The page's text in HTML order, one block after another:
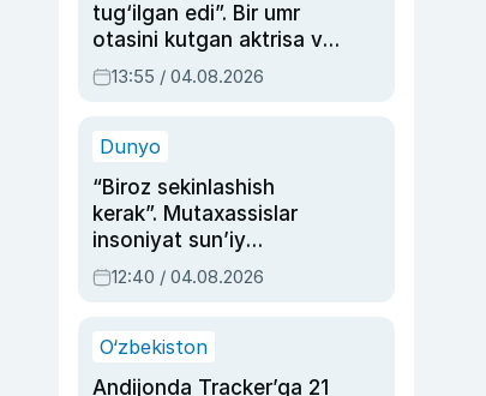
tug‘ilgan edi”. Bir umr
otasini kutgan aktrisa va
dublyaj ustasi Rimma
Ahmedovaning
13:55 / 04.08.2026
Dunyo
“Biroz sekinlashish
kerak”. Mutaxassislar
insoniyat sun’iy
intellektni boshqara
olmay qolishidan xavotir
12:40 / 04.08.2026
O‘zbekiston
Andijonda Tracker’ga 21